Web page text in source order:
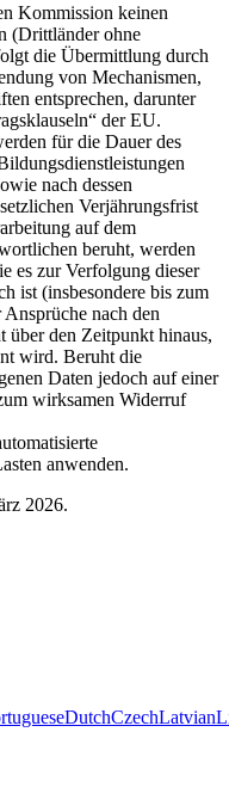
Kommission keinen
(Drittländer ohne
die Übermittlung durch
von Mechanismen,
entsprechen, darunter
der EU.
für die Dauer des
nach dessen
Verjährungsfrist
auf dem
beruht, werden
es zur Verfolgung dieser
ist (insbesondere bis zum
nach den
über den Zeitpunkt hinaus,
wird. Beruht die
Daten jedoch auf einer
wirksamen Widerruf
anwenden.
2026.
DutchCzechLatvian